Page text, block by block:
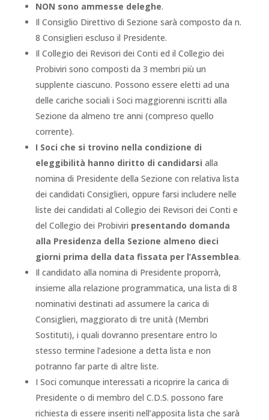
NON sono ammesse deleghe.
Il Consiglio Direttivo di Sezione sarà composto da n.
8 Consiglieri escluso il Presidente.
Il Collegio dei Revisori dei Conti ed il Collegio dei
Probiviri sono composti da 3 membri più un
supplente ciascuno. Possono essere eletti ad una
delle cariche sociali i Soci maggiorenni iscritti alla
Sezione da almeno tre anni (compreso quello
corrente).
I Soci che si trovino nella condizione di
eleggibilità hanno diritto di candidarsi alla
nomina di Presidente della Sezione con relativa lista
dei candidati Consiglieri, oppure farsi includere nelle
liste dei candidati al Collegio dei Revisori dei Conti e
del Collegio dei Probiviri presentando domanda
alla Presidenza della Sezione almeno dieci
giorni prima della data fissata per l’Assemblea.
Il candidato alla nomina di Presidente proporrà,
insieme alla relazione programmatica, una lista di 8
nominativi destinati ad assumere la carica di
Consiglieri, maggiorato di tre unità (Membri
Sostituti), i quali dovranno presentare entro lo
stesso termine l’adesione a detta lista e non
potranno far parte di altre liste.
I Soci comunque interessati a ricoprire la carica di
Presidente o di membro del C.D.S. possono fare
richiesta di essere inseriti nell’apposita lista che sarà